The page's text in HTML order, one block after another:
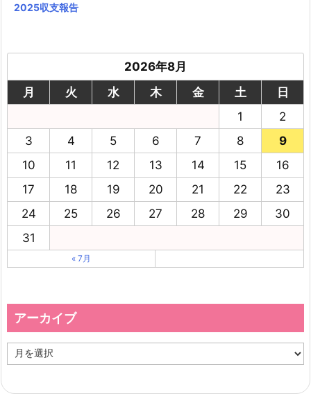
2025収支報告
2026年8月
月
火 水 木 金 土
日
1
2
3
4 5 6 7 8
9
10
11 12 13 14 15
16
17
18 19 20 21 22
23
24
25 26 27 28 29
30
31
« 7月
アーカイブ
ー